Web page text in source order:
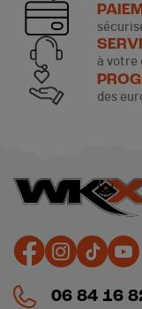
à votre
des
06 84 16